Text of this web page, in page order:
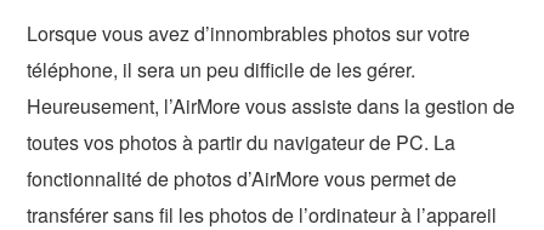
Lorsque vous avez d’innombrables photos sur votre
téléphone, il sera un peu difficile de les gérer.
Heureusement, l’AirMore vous assiste dans la gestion de
toutes vos photos à partir du navigateur de PC. La
fonctionnalité de photos d’AirMore vous permet de
transférer sans fil les photos de l’ordinateur à l’appareil